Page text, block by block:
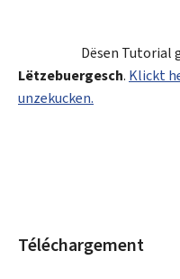
Dësen Tutorial
Lëtzebuergesch. Klickt
unzekucken.
Téléchargement